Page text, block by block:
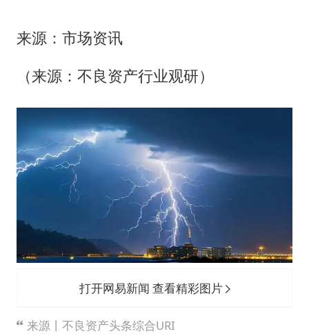
李嫣近照曝光
来源：市场资讯
（来源：不良资产行业观研）
打开网易新闻 查看精彩图片
来源丨不良资产头条综合URI